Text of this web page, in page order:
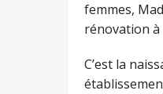
femmes,
rénovation à
C’est la